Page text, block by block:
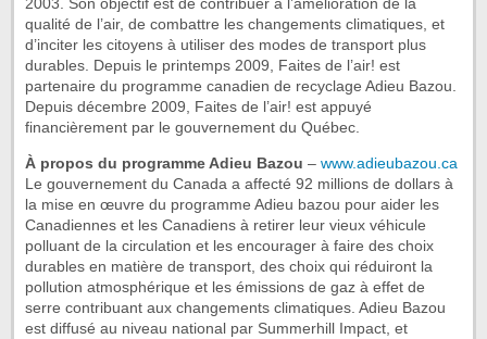
2003. Son objectif est de contribuer à l’amélioration de la
qualité de l’air, de combattre les changements climatiques, et
d’inciter les citoyens à utiliser des modes de transport plus
durables. Depuis le printemps 2009, Faites de l’air! est
partenaire du programme canadien de recyclage Adieu Bazou.
Depuis décembre 2009, Faites de l’air! est appuyé
financièrement par le gouvernement du Québec.
À propos du programme Adieu Bazou – www.adieubazou.ca
Le gouvernement du Canada a affecté 92 millions de dollars à
la mise en œuvre du programme Adieu bazou pour aider les
Canadiennes et les Canadiens à retirer leur vieux véhicule
polluant de la circulation et les encourager à faire des choix
durables en matière de transport, des choix qui réduiront la
pollution atmosphérique et les émissions de gaz à effet de
serre contribuant aux changements climatiques. Adieu Bazou
est diffusé au niveau national par Summerhill Impact, et